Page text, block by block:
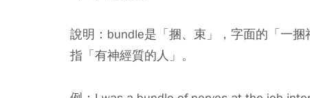
說明：bundle是「捆、束」，字面的「一
指「有神經質的人」。